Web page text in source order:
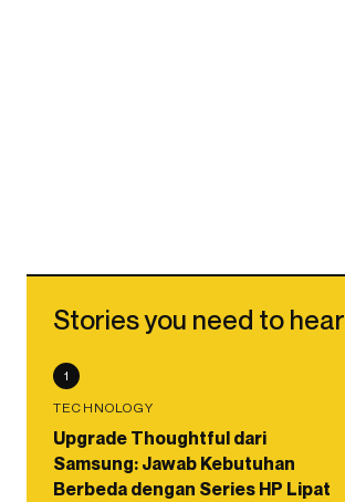
Stories you need to hear
1
TECHNOLOGY
Upgrade Thoughtful dari
Samsung: Jawab Kebutuhan
Berbeda dengan Series HP Lipat